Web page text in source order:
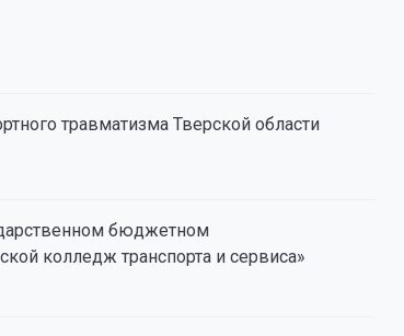
травматизма Тверской области
бюджетном
колледж транспорта и сервиса»